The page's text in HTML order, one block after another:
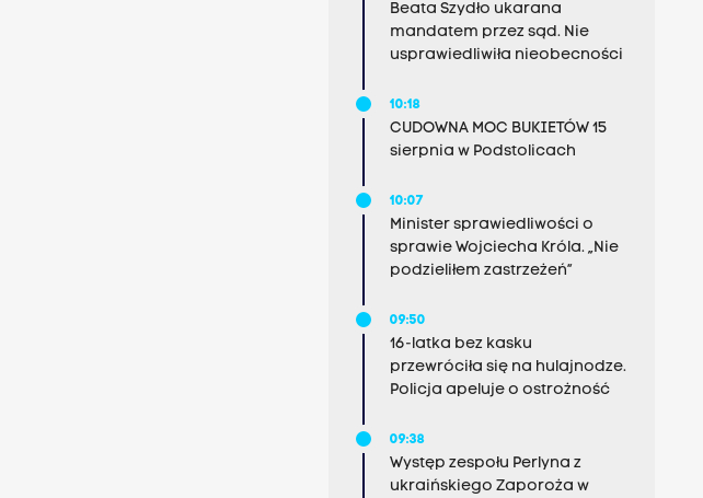
Beata Szydło ukarana
mandatem przez sąd. Nie
usprawiedliwiła nieobecności
10:18
CUDOWNA MOC BUKIETÓW 15
sierpnia w Podstolicach
10:07
Minister sprawiedliwości o
sprawie Wojciecha Króla. „Nie
podzieliłem zastrzeżeń”
09:50
16-latka bez kasku
przewróciła się na hulajnodze.
Policja apeluje o ostrożność
09:38
Występ zespołu Perlyna z
ukraińskiego Zaporoża w